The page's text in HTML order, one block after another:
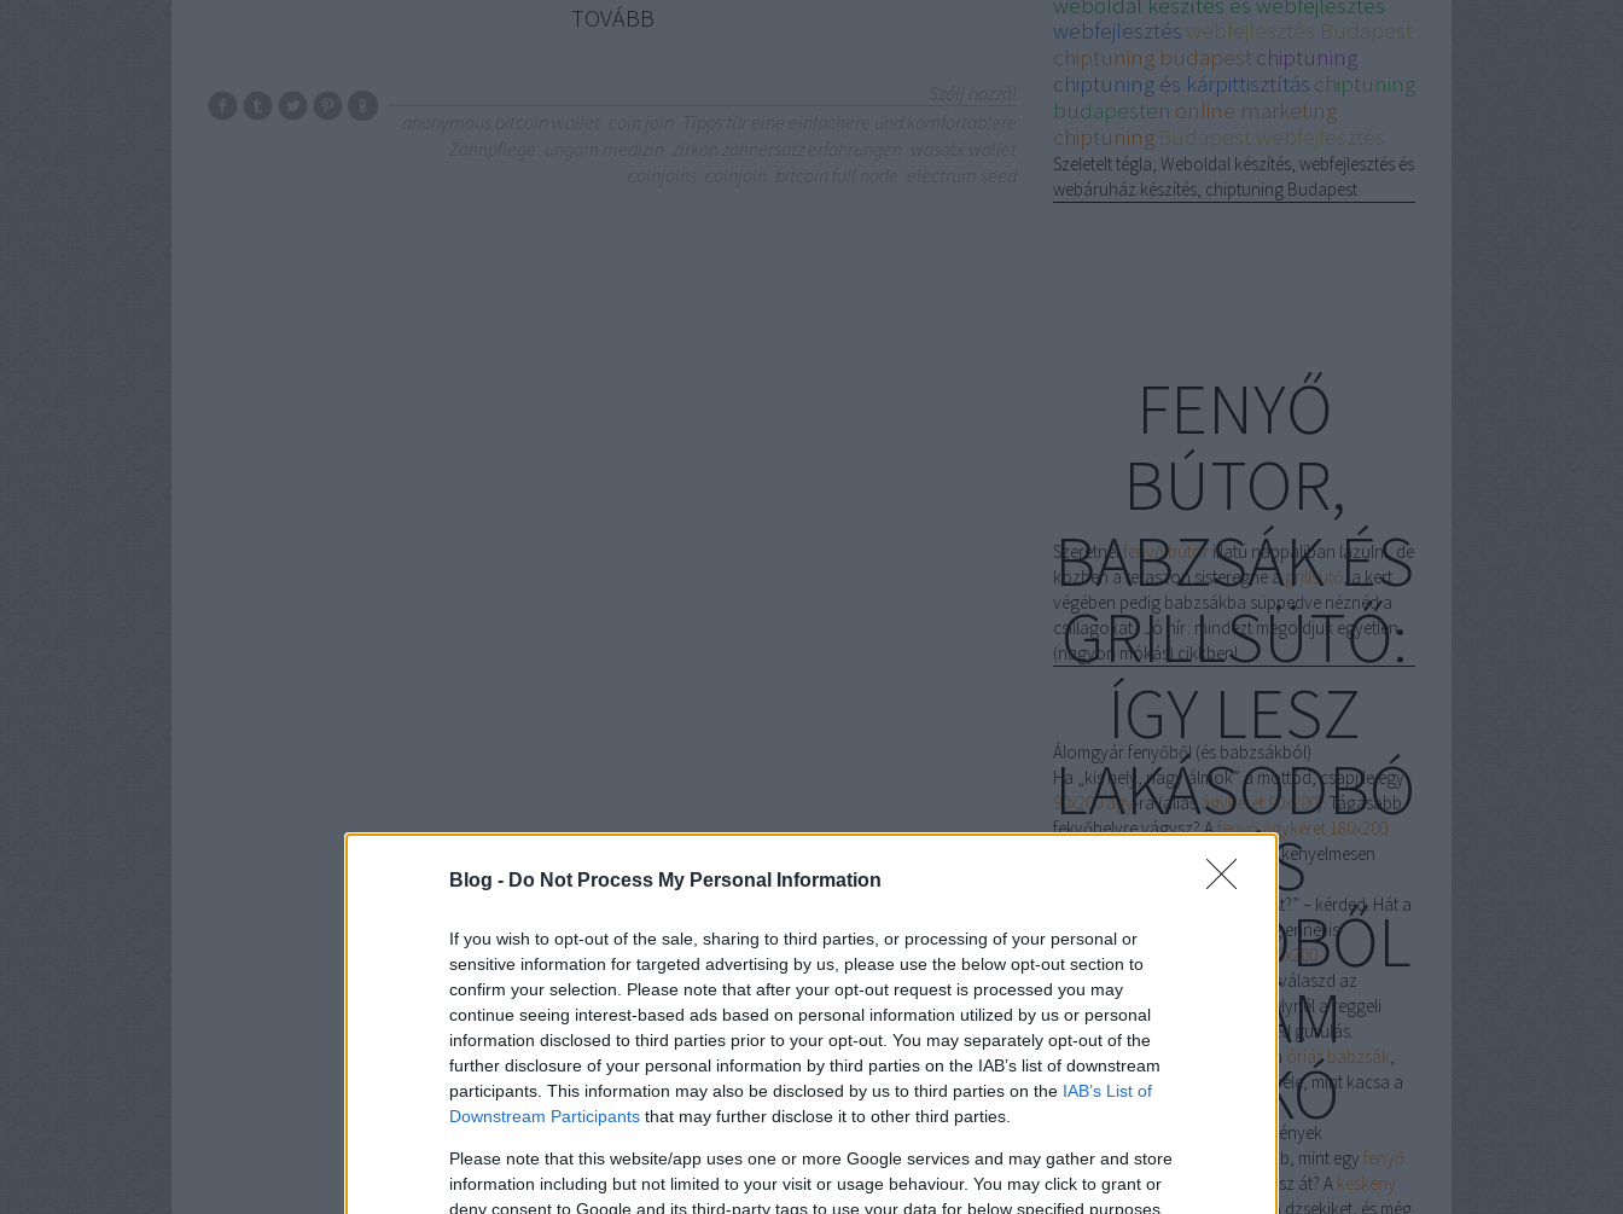
Blog - Do Not Process My Personal Information
If you wish to opt-out of the sale, sharing to third parties, or processing of your personal or
sensitive information for targeted advertising by us, please use the below opt-out section to
confirm your selection. Please note that after your opt-out request is processed you may
continue seeing interest-based ads based on personal information utilized by us or personal
information disclosed to third parties prior to your opt-out. You may separately opt-out of the
further disclosure of your personal information by third parties on the IAB’s list of downstream
participants. This information may also be disclosed by us to third parties on the IAB’s List of
Downstream Participants that may further disclose it to other third parties.
Please note that this website/app uses one or more Google services and may gather and store
information including but not limited to your visit or usage behaviour. You may click to grant or
deny consent to Google and its third-party tags to use your data for below specified purposes
TOVÁBB
webfejlesztés webfejlesztés Budapest
chiptuning budapestchiptuning
chiptuning és kárpittisztítás chiptuning
budapesten online marketing
chiptuning Budapest webfejlesztés
Szeletelt tégla, Weboldal készítés, webfejlesztés és
webáruház készítés, chiptuning Budapest
FENYŐ
BÚTOR,
BABZSÁK ÉS
GRILLSÜTŐ:
ÍGY LESZ
LAKÁSODBÓ
L (ÉS
KERTEDBŐL
) VIDÁM
KUCKÓ
Szeretnélfenyő bútor illatú nappaliban lazulni, de
közben a teraszon sisteregne agrillsütő, a kert
végében pedig babzsákba süppedve néznéd a
csillagokat? Jó hír: mindezt megoldjuk egyetlen
(nagyon mókás) cikkben!
Álomgyár fenyőből (és babzsákból)
Ha „kis hely, nagy álmok” a mottód, csapj le egy
90x200 ágy-ra (aliaságykeret 90x200). Tágasabb
fekvőhelyre vágysz? Afenyő ágykeret 180x200
akkora, hogy még az álmaid is kényelmesen
„Hova tegyem a plüssunikornist?” – kérded. Hát a
ágyneműtartó
mélyére! Ha még ennél is
menőbbet akarsz, csapj le a
120x200
verzióra, vagy válaszd az
alacsony ágykeret
dizájnt, amelynél a reggeli
„leesés az ágyról” csak könnyed gurulás.
Unod a merev matracokat? Itt a óriás babzsák,
aliasbabzsák ágy
– csobbanj bele, mint kacsa a
Káosz killer: komódok és szekrények
A zoknirengeteg ellen nincs jobb, mint egy fenyő
komód. Kabát-Armageddont élsz át? A keskeny
akasztós szekrény
befogadja a dzsekiket, és még